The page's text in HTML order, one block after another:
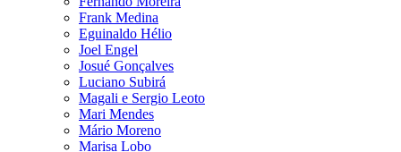
Frank Medina
Eguinaldo Hélio
Joel Engel
Josué Gonçalves
Luciano Subirá
Magali e Sergio Leoto
Mari Mendes
Mário Moreno
Marisa Lobo